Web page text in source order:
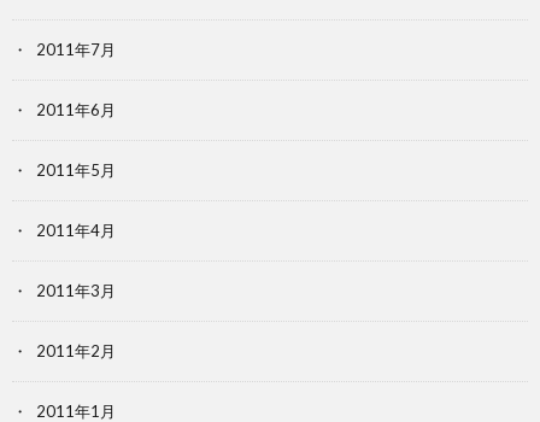
2011年7月
2011年6月
2011年5月
2011年4月
2011年3月
2011年2月
2011年1月